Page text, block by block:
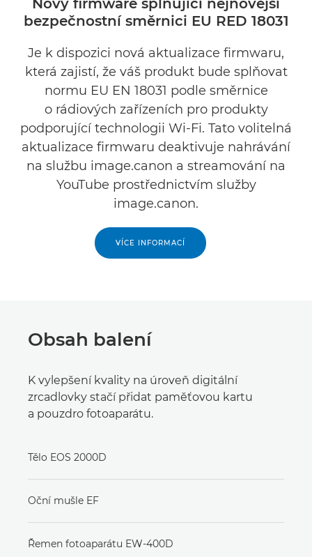
bezpečnostní směrnici EU RED 18031
Je k dispozici nová aktualizace firmwaru,
která zajistí, že váš produkt bude splňovat
normu EU EN 18031 podle směrnice
o rádiových zařízeních pro produkty
podporující technologii Wi-Fi. Tato volitelná
aktualizace firmwaru deaktivuje nahrávání
na službu image.canon a streamování na
YouTube prostřednictvím služby
image.canon.
VÍCE INFORMACÍ
Obsah balení
K vylepšení kvality na úroveň digitální
zrcadlovky stačí přidat paměťovou kartu
a pouzdro fotoaparátu.
Tělo EOS 2000D
Oční mušle EF
Řemen fotoaparátu EW-400D